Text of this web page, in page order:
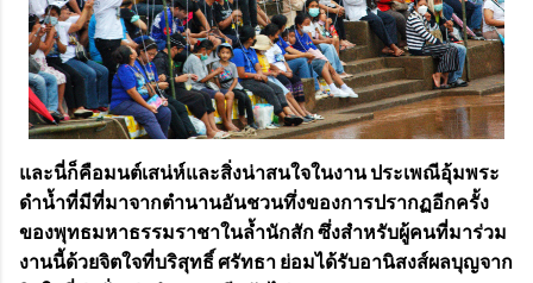
และนี่ก็คือมนต์เสน่ห์และสิ่งน่าสนใจในงาน ประเพณีอุ้มพระ
ดำน้ำที่มีที่มาจากตำนานอันชวนทึ่งของการปรากฏอีกครั้ง
ของพุทธมหาธรรมราชาในล้ำนักสัก ซึ่งสำหรับผู้คนที่มาร่วม
งานนี้ด้วยจิตใจที่บริสุทธิ์ ศรัทธา ย่อมได้รับอานิสงส์ผลบุญจาก